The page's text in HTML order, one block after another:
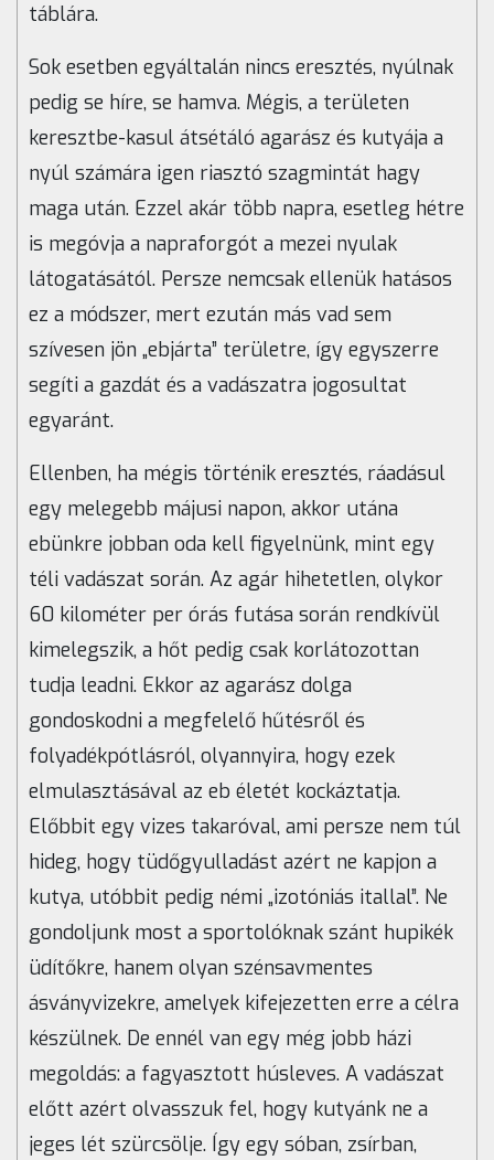
táblára.
Sok esetben egyáltalán nincs eresztés, nyúlnak
pedig se híre, se hamva. Mégis, a területen
keresztbe-kasul átsétáló agarász és kutyája a
nyúl számára igen riasztó szagmintát hagy
maga után. Ezzel akár több napra, esetleg hétre
is megóvja a napraforgót a mezei nyulak
látogatásától. Persze nemcsak ellenük hatásos
ez a módszer, mert ezután más vad sem
szívesen jön „ebjárta” területre, így egyszerre
segíti a gazdát és a vadászatra jogosultat
egyaránt.
Ellenben, ha mégis történik eresztés, ráadásul
egy melegebb májusi napon, akkor utána
ebünkre jobban oda kell figyelnünk, mint egy
téli vadászat során. Az agár hihetetlen, olykor
60 kilométer per órás futása során rendkívül
kimelegszik, a hőt pedig csak korlátozottan
tudja leadni. Ekkor az agarász dolga
gondoskodni a megfelelő hűtésről és
folyadékpótlásról, olyannyira, hogy ezek
elmulasztásával az eb életét kockáztatja.
Előbbit egy vizes takaróval, ami persze nem túl
hideg, hogy tüdőgyulladást azért ne kapjon a
kutya, utóbbit pedig némi „izotóniás itallal”. Ne
gondoljunk most a sportolóknak szánt hupikék
üdítőkre, hanem olyan szénsavmentes
ásványvizekre, amelyek kifejezetten erre a célra
készülnek. De ennél van egy még jobb házi
megoldás: a fagyasztott húsleves. A vadászat
előtt azért olvasszuk fel, hogy kutyánk ne a
jeges lét szürcsölje. Így egy sóban, zsírban,